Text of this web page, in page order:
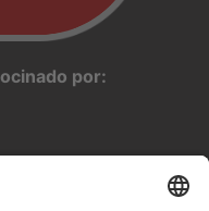
por: